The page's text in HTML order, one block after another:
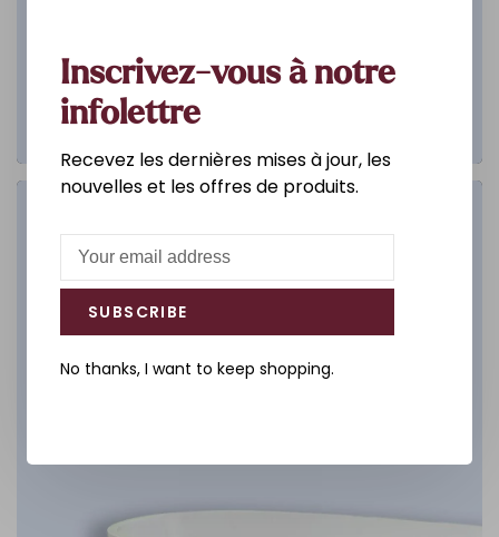
DÉCOUVREZ
Inscrivez-vous à notre
infolettre
Recevez les dernières mises à jour, les
nouvelles et les offres de produits.
SUBSCRIBE
No thanks, I want to keep shopping.